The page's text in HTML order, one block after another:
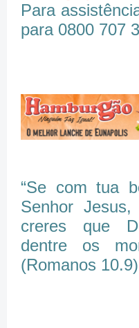
Para
para 0800 707
“Se com tua
Senhor
creres que
dentre os
(Romanos